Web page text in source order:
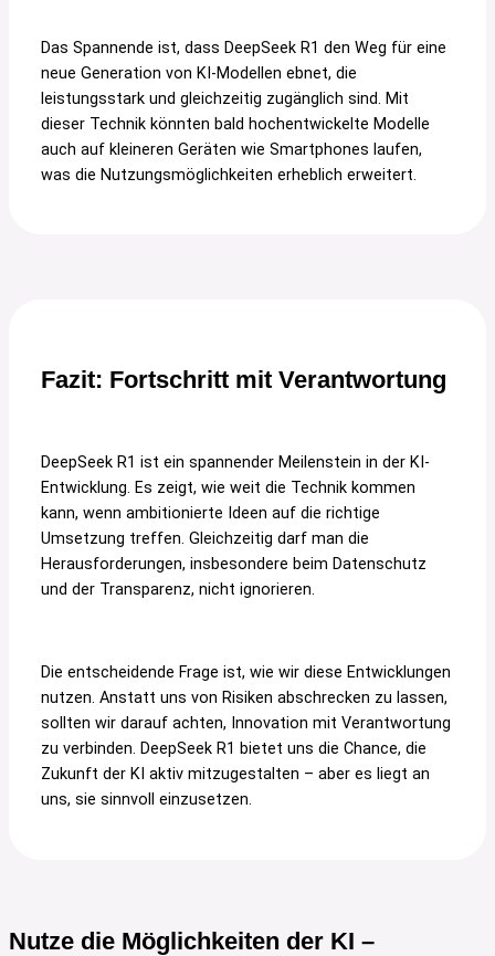
Das Spannende ist, dass DeepSeek R1 den Weg für eine
neue Generation von KI-Modellen ebnet, die
leistungsstark und gleichzeitig zugänglich sind. Mit
dieser Technik könnten bald hochentwickelte Modelle
auch auf kleineren Geräten wie Smartphones laufen,
was die Nutzungsmöglichkeiten erheblich erweitert.
Fazit: Fortschritt mit Verantwortung
DeepSeek R1 ist ein spannender Meilenstein in der KI-
Entwicklung. Es zeigt, wie weit die Technik kommen
kann, wenn ambitionierte Ideen auf die richtige
Umsetzung treffen. Gleichzeitig darf man die
Herausforderungen, insbesondere beim Datenschutz
und der Transparenz, nicht ignorieren.
Die entscheidende Frage ist, wie wir diese Entwicklungen
nutzen. Anstatt uns von Risiken abschrecken zu lassen,
sollten wir darauf achten, Innovation mit Verantwortung
zu verbinden. DeepSeek R1 bietet uns die Chance, die
Zukunft der KI aktiv mitzugestalten – aber es liegt an
uns, sie sinnvoll einzusetzen.
Nutze die Möglichkeiten der KI –